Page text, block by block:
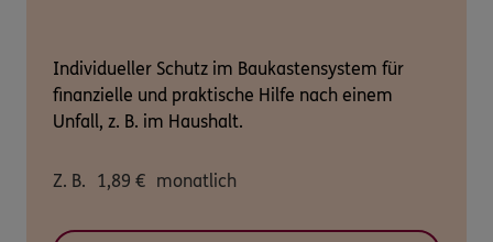
Individueller Schutz im Baukastensystem für
finanzielle und praktische Hilfe nach einem
Unfall, z. B. im Haushalt.
Z. B. 1,89 € monatlich